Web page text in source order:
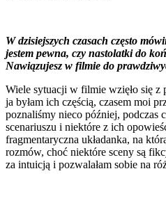
W dzisiejszych czasach często
jestem pewna, czy nastolatki do
Nawiązujesz w filmie do
Wiele sytuacji w filmie wzięło się z
ja byłam ich częścią, czasem moi
poznaliśmy nieco później, podczas
scenariuszu i niektóre z ich
fragmentaryczna układanka, na
rozmów, choć niektóre sceny są
za intuicją i pozwalałam sobie na